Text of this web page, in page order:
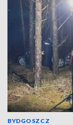
BYDGOSZCZ